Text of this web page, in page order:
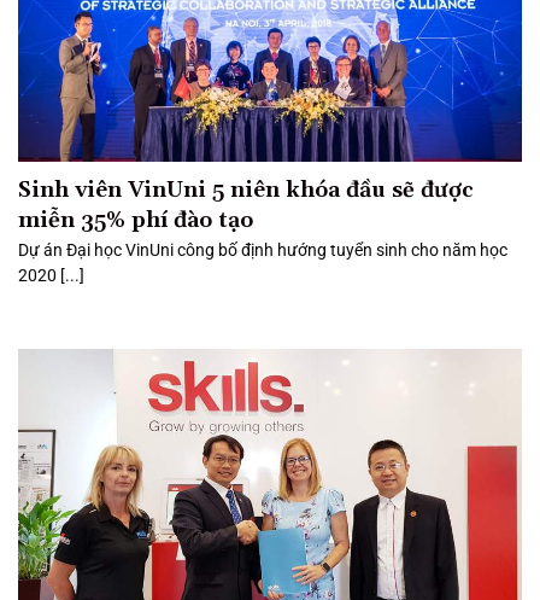
Sinh viên VinUni 5 niên khóa đầu sẽ được
miễn 35% phí đào tạo
Dự án Đại học VinUni công bố định hướng tuyển sinh cho năm học
2020 [...]